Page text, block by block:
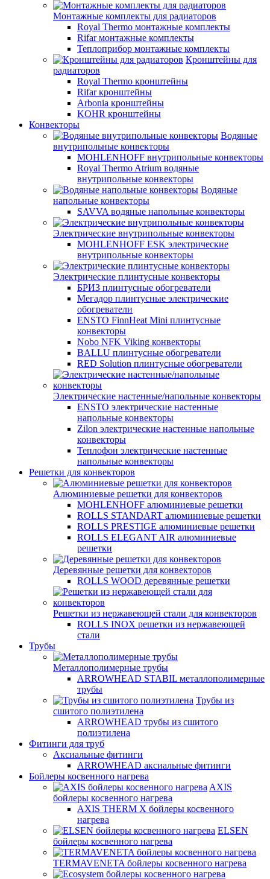
Монтажные комплекты для радиаторов
Royal Thermo монтажные комплекты
Rifar монтажные комплекты
Теплоприбор монтажные комплекты
Кронштейны для
радиаторов
Royal Thermo кронштейны
Rifar кронштейны
Arbonia кронштейны
KOHR кронштейны
Конвекторы
Водяные
внутрипольные конвекторы
MOHLENHOFF внутрипольные конвекторы
Royal Thermo Atrium водяные
внутрипольные конвекторы
Водяные
напольные конвекторы
SAVVA водяные напольные конвекторы
Электрические внутрипольные конвекторы
MOHLENHOFF ESK электрические
внутрипольные конвекторы
Электрические плинтусные конвекторы
БРИЗ плинтусные обогреватели
Мегадор плинтусные электрические
обогреватели
ENSTO FinnHeat Mini плинтусные
конвекторы
Nobo NFK Viking конвекторы
BALLU плинтусные обогреватели
RED Solution плинтусные обогреватели
Электрические настенные/напольные конвекторы
ENSTO электрические настенные
напольные конвекторы
Zilon электрические настенные напольные
конвекторы
Теплофон электрические настенные
напольные конвекторы
Решетки для конвекторов
Алюминиевые решетки для конвекторов
MOHLENHOFF алюминиевые решетки
ROLLS STANDART алюминиевые решетки
ROLLS PRESTIGE алюминиевые решетки
ROLLS ELEGANT AIR алюминиевые
решетки
Деревянные решетки для конвекторов
ROLLS WOOD деревянные решетки
Решетки из нержавеющей стали для конвекторов
ROLLS INOX решетки из нержавеющей
стали
Трубы
Металлополимерные трубы
ARROWHEAD STABIL металлополимерные
трубы
Трубы из
сшитого полиэтилена
ARROWHEAD трубы из сшитого
полиэтилена
Фитинги для труб
Аксиальные фитинги
ARROWHEAD аксиальные фитинги
Бойлеры косвенного нагрева
AXIS
бойлеры косвенного нагрева
AXIS THERM X бойлеры косвенного
нагрева
ELSEN
бойлеры косвенного нагрева
TERMAVENETA бойлеры косвенного нагрева